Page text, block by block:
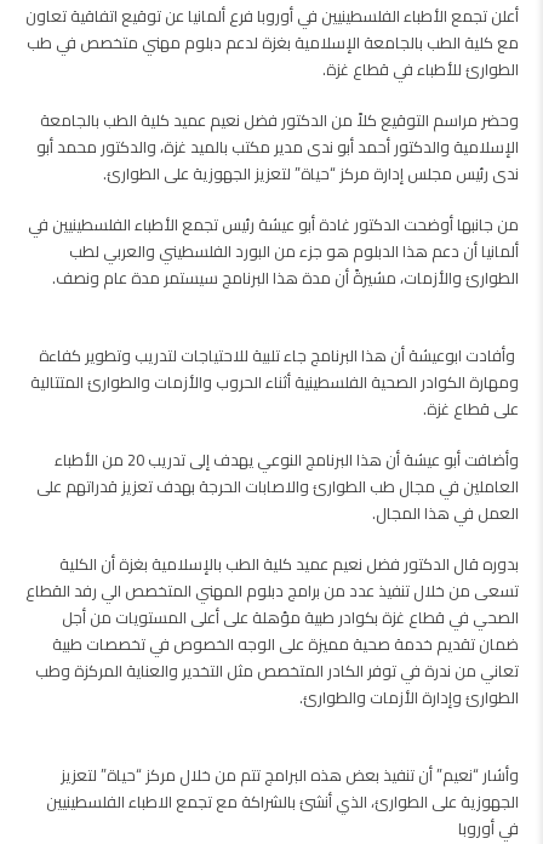
أعلن تجمع الأطباء الفلسطينيين في أوروبا فرع ألمانيا عن توقيع اتفاقية تعاون
مع كلية الطب بالجامعة الإسلامية بغزة لدعم دبلوم مهني متخصص في طب
الطوارئ للأطباء في قطاع غزة.
وحضر مراسم التوقيع كلاً من الدكتور فضل نعيم عميد كلية الطب بالجامعة
الإسلامية والدكتور أحمد أبو ندى مدير مكتب بالميد غزة، والدكتور محمد أبو
ندى رئيس مجلس إدارة مركز “حياة” لتعزيز الجهوزية على الطوارئ.
من جانبها أوضحت الدكتور غادة أبو عيشة رئيس تجمع الأطباء الفلسطينيين في
ألمانيا أن دعم هذا الدبلوم هو جزء من البورد الفلسطيني والعربي لطب
الطوارئ والأزمات، مشيرةً أن مدة هذا البرنامج سيستمر مدة عام ونصف.
وأفادت ابوعيشة أن هذا البرنامج جاء تلبية للاحتياجات لتدريب وتطوير كفاءة
ومهارة الكوادر الصحية الفلسطينية أثناء الحروب والأزمات والطوارئ المتتالية
على قطاع غزة.
وأضافت أبو عيشة أن هذا البرنامج النوعي يهدف إلى تدريب 20 من الأطباء
العاملين في مجال طب الطوارئ والاصابات الحرجة بهدف تعزيز قدراتهم على
العمل في هذا المجال.
بدوره قال الدكتور فضل نعيم عميد كلية الطب بالإسلامية بغزة أن الكلية
تسعى من خلال تنفيذ عدد من برامج دبلوم المهني المتخصص الي رفد القطاع
الصحي في قطاع غزة بكوادر طبية مؤهلة على أعلى المستويات من أجل
ضمان تقديم خدمة صحية مميزة على الوجه الخصوص في تخصصات طبية
تعاني من ندرة في توفر الكادر المتخصص مثل التخدير والعناية المركزة وطب
الطوارئ وإدارة الأزمات والطوارئ.
وأشار “نعيم” أن تنفيذ بعض هذه البرامج تتم من خلال مركز “حياة” لتعزيز
الجهوزية على الطوارئ، الذي أنشئ بالشراكة مع تجمع الاطباء الفلسطينيين
في أوروبا